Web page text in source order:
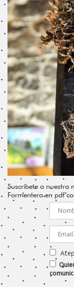
Suscríbete a nuestra
Formentera en pdf